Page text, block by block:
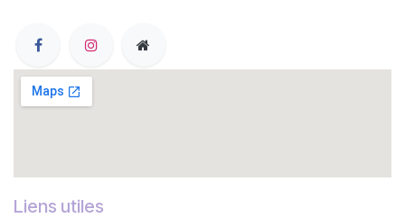
Liens utiles